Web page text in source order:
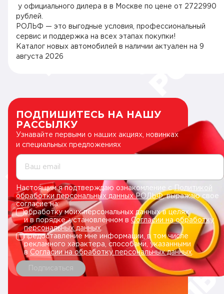
у официального дилера в в Москве по цене от 2722990
рублей.
РОЛЬФ — это выгодные условия, профессиональный
сервис и поддержка на всех этапах покупки!
Каталог новых автомобилей в наличии актуален на 9
августа 2026
ПОДПИШИТЕСЬ НА НАШУ
РАССЫЛКУ
Узнавайте первыми о наших акциях, новинках
и специальных предложениях
Ваш email
Настоящим я подтверждаю ознакомление сПолитикой
обработки персональных данных РОЛЬФ, выражаю свое
согласие на:
обработку моих персональных данных в целях
и в порядке, установленном в Согласии на обработку
персональных данных.
предоставление мне информации, в том числе
рекламного характера, способами, указанными
в Согласии на обработку персональных данных
Подписаться